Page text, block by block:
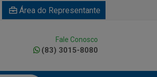
Área do Representante
Fale Conosco
(83) 3015-8080